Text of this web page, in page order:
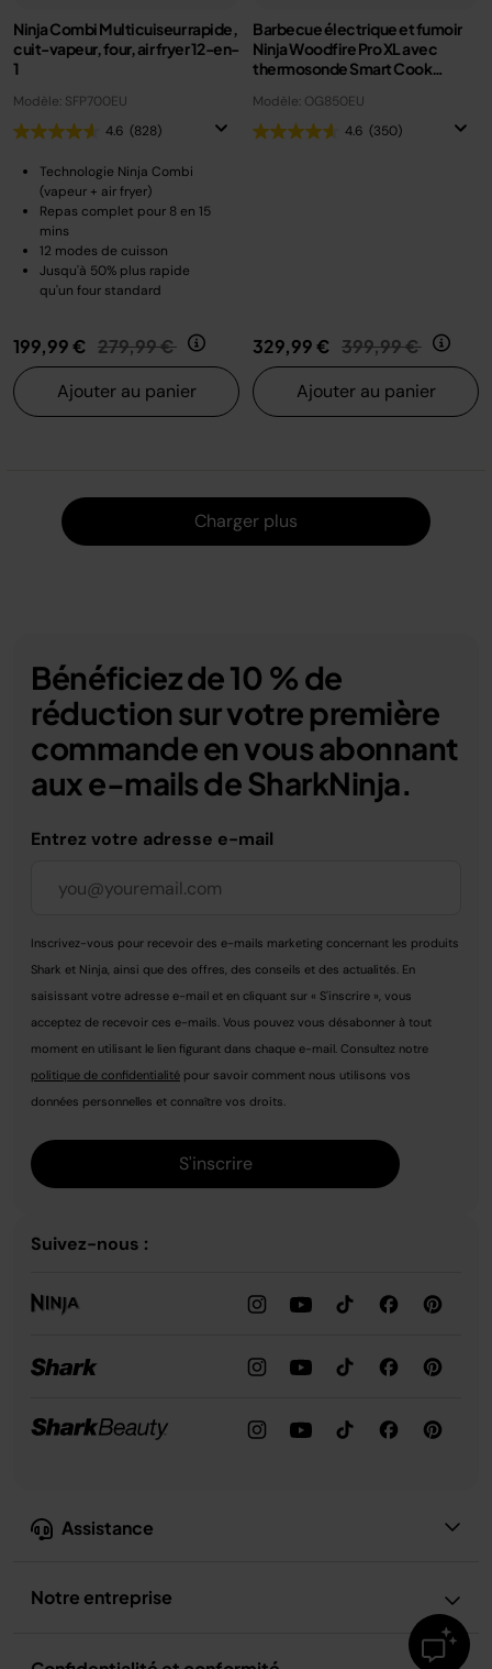
Ninja Combi Multicuiseur rapide,
cuit-vapeur, four, air fryer 12-en-
1
Modèle: SFP700EU
4.6 (828)
Technologie Ninja Combi
(vapeur + air fryer)
Repas complet pour 8 en 15
mins
12 modes de cuisson
Jusqu'à 50% plus rapide
qu'un four standard
199,99 € Prix réduit de
279,99 € au
Ajouter au panier
Barbecue électrique et fumoir
Ninja Woodfire Pro XL avec
thermosonde Smart Cook
Modèle: OG850EU
4.6 (350)
329,99 € Prix réduit de
399,99 € au
Ajouter au panier
Charger plus
Assistance
Notre entreprise
Bénéficiez de 10 % de
réduction sur votre première
commande en vous abonnant
aux e-mails de SharkNinja.
Entrez votre adresse e-mail
Inscrivez-vous pour recevoir des e-mails marketing concernant les produits
Shark et Ninja, ainsi que des offres, des conseils et des actualités. En
saisissant votre adresse e-mail et en cliquant sur « S'inscrire », vous
acceptez de recevoir ces e-mails. Vous pouvez vous désabonner à tout
moment en utilisant le lien figurant dans chaque e-mail. Consultez notre
politique de confidentialité pour savoir comment nous utilisons vos
données personnelles et connaître vos droits.
S'inscrire
Suivez-nous :